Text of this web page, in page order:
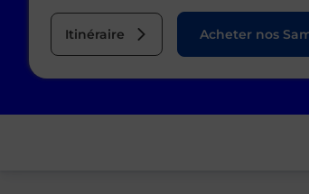
Itinéraire Acheter nos